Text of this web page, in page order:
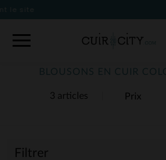
3 articles
BLOUSONS EN CUIR
Filtrer